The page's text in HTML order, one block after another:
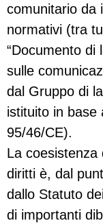
comunitario da
normativi (tra
“Documento di
sulle
dal Gruppo di
istituito in base
95/46/CE).
La coesistenza
diritti è, dal
dallo Statuto
di importanti